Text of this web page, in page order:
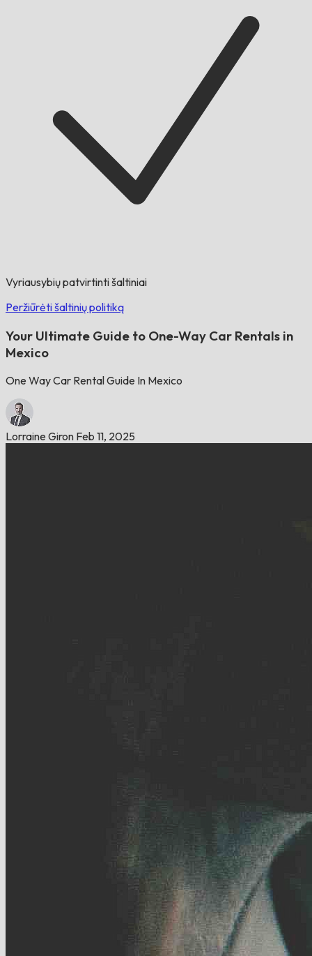
Vyriausybių patvirtinti šaltiniai
Peržiūrėti šaltinių politiką
Your Ultimate Guide to One-Way Car Rentals in
Mexico
One Way Car Rental Guide In Mexico
Lorraine Giron Feb 11, 2025